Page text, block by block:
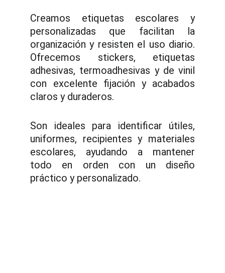
Creamos etiquetas escolares y
personalizadas que facilitan la
organización y resisten el uso diario.
Ofrecemos stickers, etiquetas
adhesivas, termoadhesivas y de vinil
con excelente fijación y acabados
claros y duraderos.
Son ideales para identificar útiles,
uniformes, recipientes y materiales
escolares, ayudando a mantener
todo en orden con un diseño
práctico y personalizado.